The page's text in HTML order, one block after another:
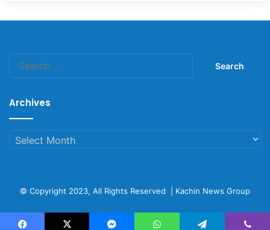
Archives
Archives
© Copyright 2023, All Rights Reserved | Kachin News Group